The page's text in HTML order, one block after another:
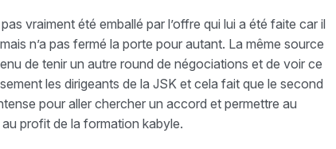
vraiment été emballé par l’offre qui lui a été faite car il
n’a pas fermé la porte pour autant. La même source
de tenir un autre round de négociations et de voir ce
les dirigeants de la JSK et cela fait que le second
pour aller chercher un accord et permettre au
profit de la formation kabyle.